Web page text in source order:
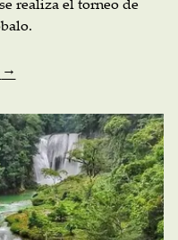
realiza el torneo de